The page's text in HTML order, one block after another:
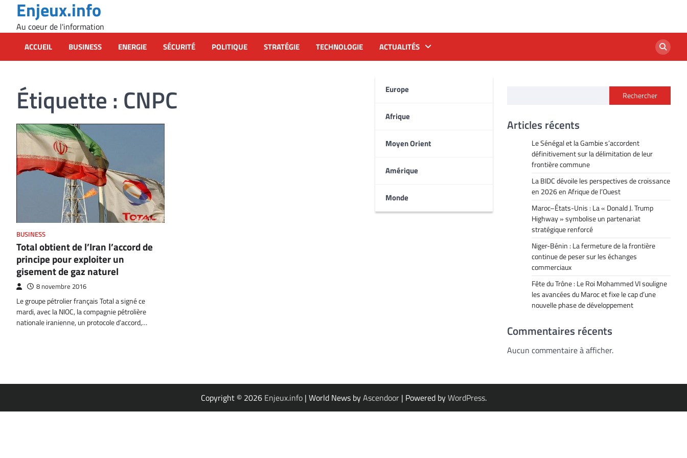
content
Enjeux.info
Au coeur de l'information
ACCUEIL BUSINESS ENERGIE SÉCURITÉ POLITIQUE STRATÉGIE TECHNOLOGIE ACTUALITÉS
Europe
Afrique
Moyen Orient
Amérique
Monde
Étiquette : CNPC
BUSINESS
Total obtient de l’Iran l’accord de
principe pour exploiter un
gisement de gaz naturel
8 novembre 2016
Le groupe pétrolier français Total a signé ce
mardi, avec la NIOC, la compagnie pétrolière
nationale iranienne, un protocole d’accord,…
Rechercher
Articles récents
Le Sénégal et la Gambie s’accordent
définitivement sur la délimitation de leur
frontière commune
La BIDC dévoile les perspectives de croissance
en 2026 en Afrique de l’Ouest
Maroc–États-Unis : La « Donald J. Trump
Highway » symbolise un partenariat
stratégique renforcé
Niger-Bénin : La fermeture de la frontière
continue de peser sur les échanges
commerciaux
Fête du Trône : Le Roi Mohammed VI souligne
les avancées du Maroc et fixe le cap d’une
nouvelle phase de développement
Commentaires récents
Aucun commentaire à afficher.
Copyright © 2026 Enjeux.info| World News byAscendoor| Powered byWordPress.